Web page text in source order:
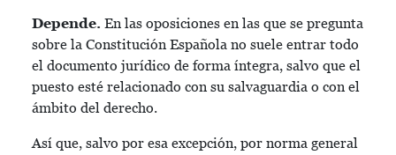
Depende. En las oposiciones en las que se pregunta
sobre la Constitución Española no suele entrar todo
el documento jurídico de forma íntegra, salvo que el
puesto esté relacionado con su salvaguardia o con el
ámbito del derecho.
Así que, salvo por esa excepción, por norma general